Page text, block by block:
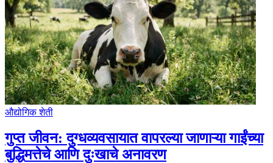
औद्योगिक शेती
गुप्त जीवन: दुग्धव्यवसायात वापरल्या जाणाऱ्या गाईंच्या
बुद्धिमत्तेचे आणि दुःखाचे अनावरण